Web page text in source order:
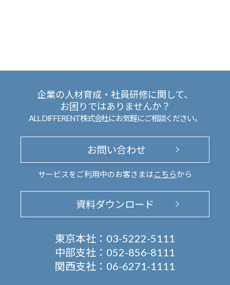
企業の人材育成・社員研修に関して、
お困りではありませんか？
ALL DIFFERENT株式会社にお気軽にご相談ください。
お問い合わせ
サービスをご利用中のお客さまは こちらから
資料ダウンロード
東京本社： 03-5222-5111
中部支社： 052-856-8111
関西支社： 06-6271-1111